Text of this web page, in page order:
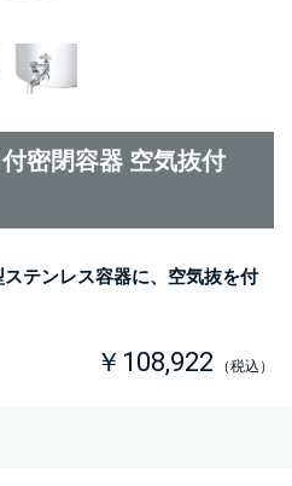
付密閉容器 空気抜付
テンレス容器に、空気抜を付
￥108,922 （税込）